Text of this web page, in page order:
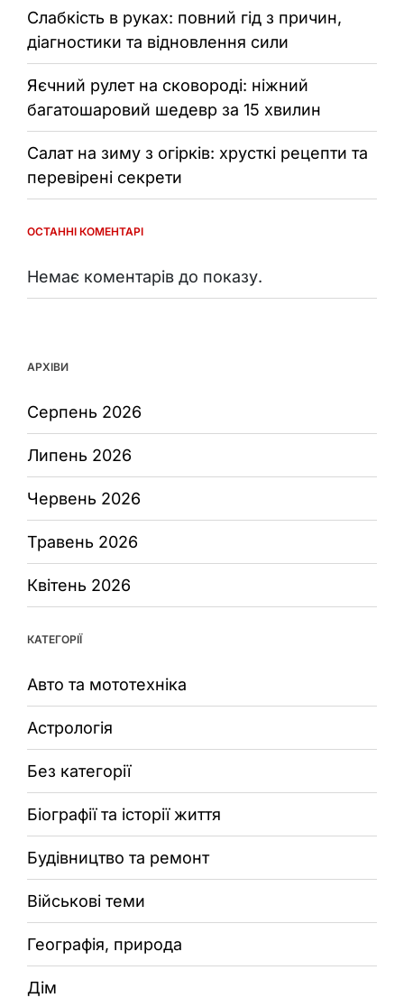
Слабкість в руках: повний гід з причин,
діагностики та відновлення сили
Яєчний рулет на сковороді: ніжний
багатошаровий шедевр за 15 хвилин
Салат на зиму з огірків: хрусткі рецепти та
перевірені секрети
ОСТАННІ КОМЕНТАРІ
Немає коментарів до показу.
АРХІВИ
Серпень 2026
Липень 2026
Червень 2026
Травень 2026
Квітень 2026
КАТЕГОРІЇ
Авто та мототехніка
Астрологія
Без категорії
Біографії та історії життя
Будівництво та ремонт
Військові теми
Географія, природа
Дім